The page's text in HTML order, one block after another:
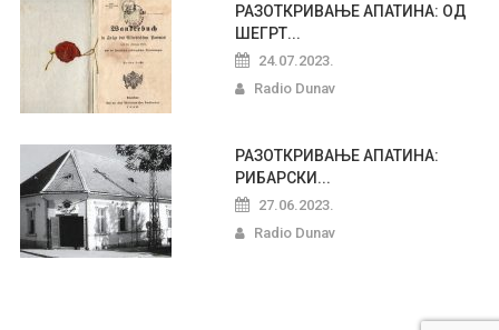
РАЗОТКРИВАЊЕ АПАТИНА: ОД
ШЕГРТ...
24.07.2023.
Radio Dunav
РАЗОТКРИВАЊЕ АПАТИНА:
РИБАРСКИ...
27.06.2023.
Radio Dunav